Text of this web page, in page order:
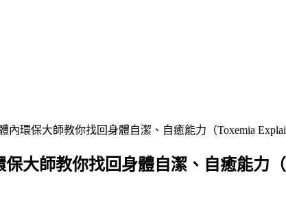
環保大師教你找回身體自潔、自癒能力（Toxemia
大師教你找回身體自潔、自癒能力（